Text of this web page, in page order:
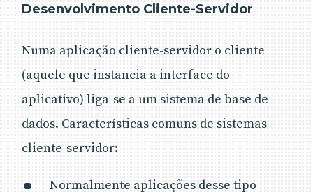
Desenvolvimento Cliente-Servidor
Numa aplicação cliente-servidor o cliente
(aquele que instancia a interface do
aplicativo) liga-se a um sistema de base de
dados. Características comuns de sistemas
cliente-servidor:
Normalmente aplicações desse tipo